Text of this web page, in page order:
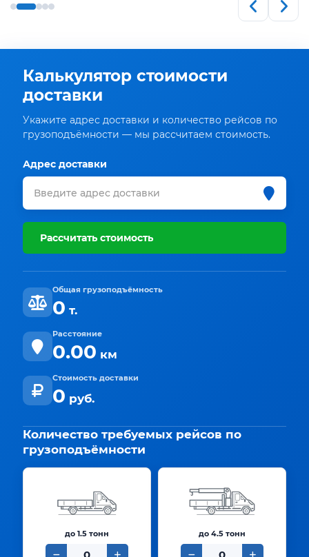
Калькулятор стоимости
доставки
Укажите адрес доставки и количество рейсов по
грузоподъёмности — мы рассчитаем стоимость.
Адрес доставки
Рассчитать стоимость
Общая грузоподъёмность
0 т.
Расстояние
0.00 км
Стоимость доставки
0 руб.
Количество требуемых рейсов по
грузоподъёмности
до 1.5 тонн до 4.5 тонн